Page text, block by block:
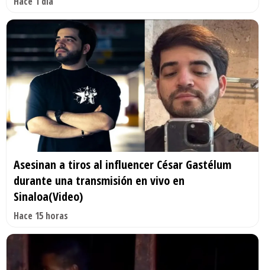
Asesinan a tiros al influencer César Gastélum
durante una transmisión en vivo en
Sinaloa(Video)
Hace 15 horas